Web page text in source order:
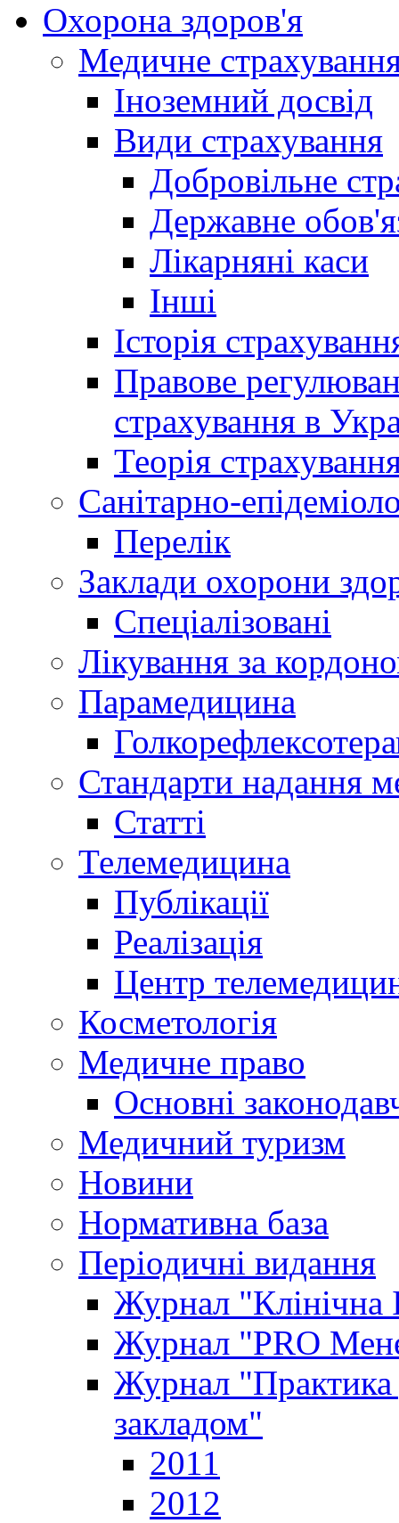
Охорона здоров'я
Медичне
Іноземний досвід
Види страхування
Добровільне
Державне
Лікарняні каси
Інші
Історія
Правове
страхування в
Теорія
Санітарно-
Перелік
Заклади охорони
Спеціалізовані
Лікування за
Парамедицина
Стандарти надання
Статті
Телемедицина
Публікації
Реалізація
Центр
Косметологія
Медичне право
Основні
Медичний туризм
Новини
Нормативна база
Періодичні видання
Журнал "Клінічна
Журнал "PRO
Журнал "Практика
закладом"
2011
2012